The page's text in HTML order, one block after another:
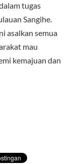
tugas
Sangihe.
asalkan semua
mau
kemajuan dan